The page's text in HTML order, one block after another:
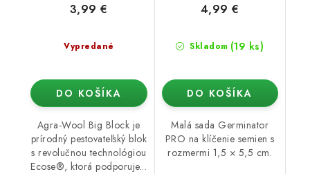
Vypredané
3,99 €
DO KOŠÍKA
Agra-Wool Big Block je
prírodný pestovateľský blok
s revolučnou technológiou
Ecose®, ktorá podporuje...
Skladom (19 ks)
4,99 €
DO KOŠÍKA
Malá sada Germinator
PRO na klíčenie semien s
rozmermi 1,5 × 5,5 cm.